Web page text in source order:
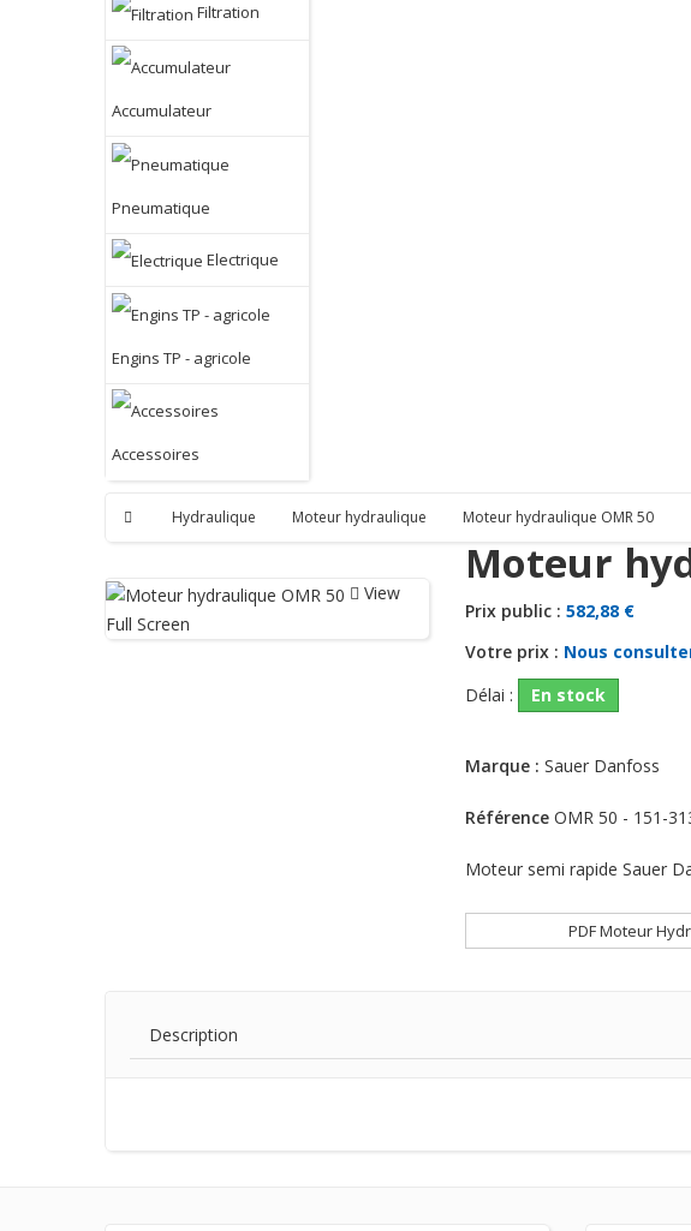
Filtration
Accumulateur
Pneumatique
Electrique
Engins TP - agricole
Accessoires
Hydraulique Moteur hydraulique Moteur hydraulique OMR 50
View
Full Screen
Moteur
Prix public : 582,88 €
Votre prix : Nous
Délai :
En stock
Marque : Sauer Danfoss
Référence OMR 50 - 151-
Moteur semi rapide Sauer
PDF Moteur
Description